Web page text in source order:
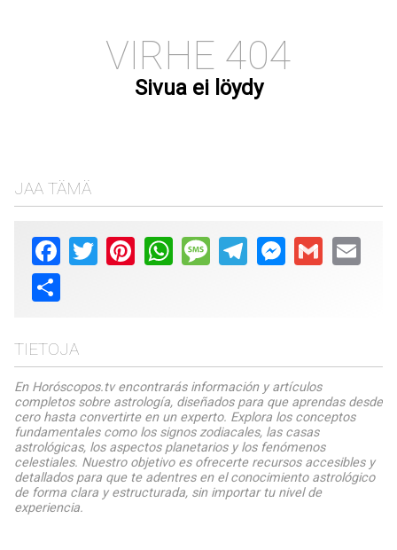
VIRHE 404
Sivua ei löydy
JAA TÄMÄ
Facebook
Twitter PinterestWhatsAppMessageTelegramMessenger
Gmail Email
Share
TIETOJA
En Horóscopos.tv encontrarás información y artículos
completos sobre astrología, diseñados para que aprendas desde
cero hasta convertirte en un experto. Explora los conceptos
fundamentales como los signos zodiacales, las casas
astrológicas, los aspectos planetarios y los fenómenos
celestiales. Nuestro objetivo es ofrecerte recursos accesibles y
detallados para que te adentres en el conocimiento astrológico
de forma clara y estructurada, sin importar tu nivel de
experiencia.